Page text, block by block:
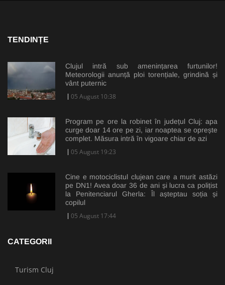
TENDINȚE
Clujul intră sub amenințarea furtunilor!
Meteorologii anunță ploi torențiale, grindină și
vânt puternic
05 August 10:38
Program pe ore la robinet în județul Cluj: apa
curge doar 14 ore pe zi, iar noaptea se oprește
complet. Măsura intră în vigoare chiar de azi
05 August 19:23
Cine e motociclistul clujean care a murit astăzi
pe DN1! Avea doar 36 de ani și lucra ca polițist
la Penitenciarul Gherla: Îl așteptau soția și
copilul
05 August 17:44
CATEGORII
Turism Cluj